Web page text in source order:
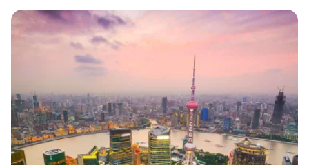
Kontynuuj z Facebookiem
Kontynuuj z e-mailem